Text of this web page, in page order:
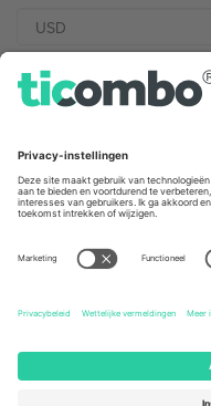
Kantoren en
Germany
Unter den Linden 24, 10117
Berlin, Germany
131 Continental Dr, Suite
States